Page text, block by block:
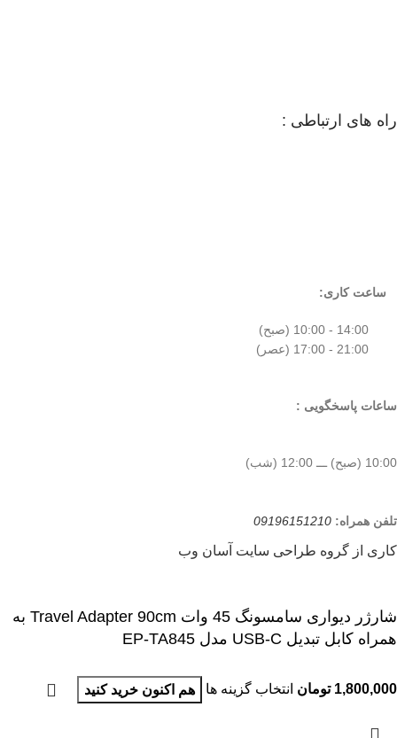
راه های ارتباطی :
ساعت کاری:
ساعات پاسخگویی :
10:00 (صبح) ـــ 12:00 (شب)
تلفن همراه: 09196151210
کاری از گروه طراحی سایت آسان وب
شارژر دیواری سامسونگ 45 وات Travel Adapter 90cm به
همراه کابل تبدیل USB-C مدل EP-TA845
1,800,000 تومان انتخاب گزینه ها هم اکنون خرید کنید